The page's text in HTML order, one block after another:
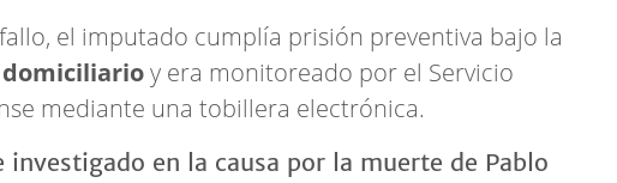
el imputado cumplía prisión preventiva bajo la
y era monitoreado por el Servicio
mediante una tobillera electrónica.